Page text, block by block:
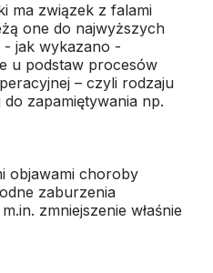
ma związek z falami
one do najwyższych
- jak wykazano -
u podstaw procesów
– czyli rodzaju
zapamiętywania np.
objawami choroby
zaburzenia
zmniejszenie właśnie